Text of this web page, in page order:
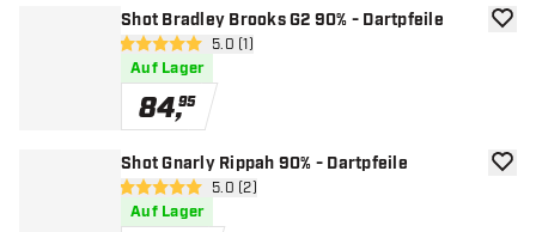
Shot Bradley Brooks G2 90% - Dartpfeile
Bewertungsbereich öffnen
5 Bewertungssterne
5.0 (1)
Auf Lager
84,95
Zur
Shot Gnarly Rippah 90% - Dartpfeile
Bewertungsbereich öffnen
5 Bewertungssterne
5.0 (2)
Auf Lager
Zur